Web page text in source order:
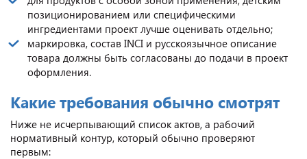
позиционированием или специфическими
ингредиентами проект лучше оценивать отдельно;
маркировка, состав INCI и русскоязычное описание
товара должны быть согласованы до подачи в проект
оформления.
Какие требования обычно смотрят
Ниже не исчерпывающий список актов, а рабочий
нормативный контур, который обычно проверяют
первым: